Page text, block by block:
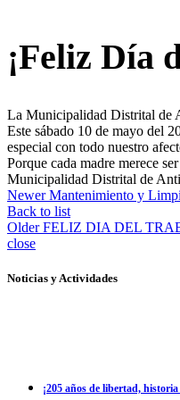
¡Feliz Día
La Municipalidad Distrital de
Este sábado 10 de mayo del
especial con todo nuestro
Porque cada madre merece
Municipalidad Distrital de
Newer Mantenimiento y
Back to list
Older FELIZ DIA DEL
close
Noticias y Actividades
¡205 años de libertad,